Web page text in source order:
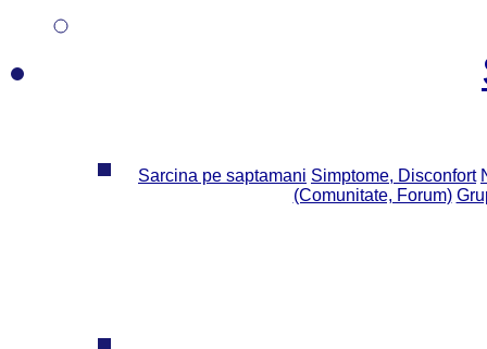
Sarcina pe saptamani Simptome, Disconfort
(Comunitate, Forum)